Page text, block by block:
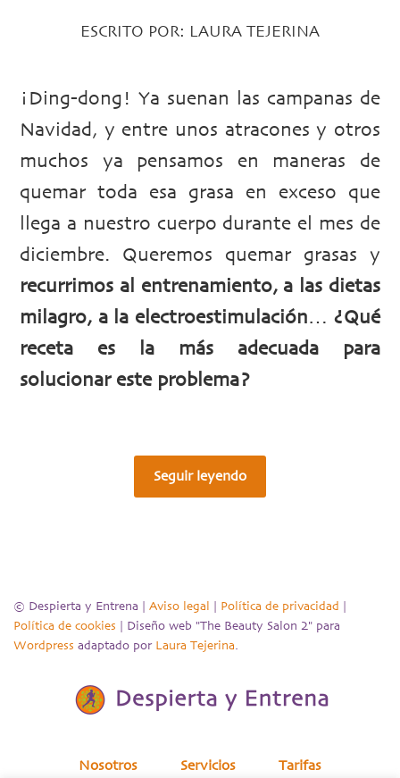
ESCRITO POR: LAURA TEJERINA
¡Ding-dong! Ya suenan las campanas de
Navidad, y entre unos atracones y otros
muchos ya pensamos en maneras de
quemar toda esa grasa en exceso que
llega a nuestro cuerpo durante el mes de
diciembre. Queremos quemar grasas y
recurrimos al entrenamiento, a las dietas
milagro, a la electroestimulación… ¿Qué
receta es la más adecuada para
solucionar este problema?
Seguir leyendo
© Despierta y Entrena | Aviso legal Política de privacidad
Política de cookies | Diseño web "The Beauty Salon 2" para
Wordpress adaptado por Laura Tejerina.
Nosotros Servicios Tarifas